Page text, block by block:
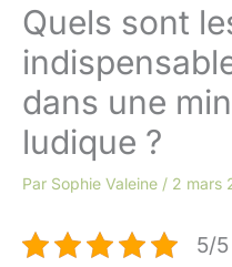
Quels sont
dans une
ludique ?
Par Sophie Valeine / 2 mars
5/